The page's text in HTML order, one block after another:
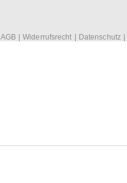
AGB|Widerrufsrecht Datenschutz